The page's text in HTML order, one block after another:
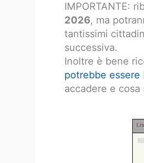
IMPORTANTE:
2026, ma
tantissimi
successiva.
Inoltre è bene
potrebbe essere
accadere e